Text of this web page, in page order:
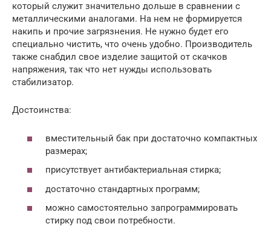
который служит значительно дольше в сравнении с
металлическими аналогами. На нем не формируется
накипь и прочие загрязнения. Не нужно будет его
специально чистить, что очень удобно. Производитель
также снабдил свое изделие защитой от скачков
напряжения, так что нет нужды использовать
стабилизатор.
Достоинства:
вместительный бак при достаточно компактных
размерах;
присутствует антибактериальная стирка;
достаточно стандартных программ;
можно самостоятельно запрограммировать
стирку под свои потребности.